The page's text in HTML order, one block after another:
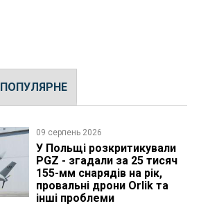
ПОПУЛЯРНЕ
09 серпень 2026
У Польщі розкритикували
PGZ - згадали за 25 тисяч
155-мм снарядів на рік,
провальні дрони Orlik та
інші проблеми